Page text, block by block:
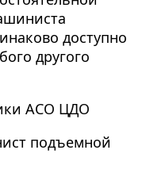
доступно
другого
АСО ЦДО
подъемной